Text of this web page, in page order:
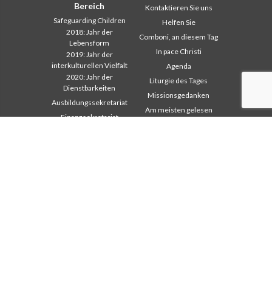
Bereich
Safeguarding Children
2018: Jahr der
Lebensform
2019: Jahr der
interkulturellen Vielfalt
2020: Jahr der
Dienstbarkeiten
Ausbildungssekretariat
Finanzsekretariat
Kontaktieren Sie uns
Helfen Sie
Comboni, an diesem Tag
In pace Christi
Agenda
Liturgie des Tages
Missionsgedanken
Am meisten gelesen